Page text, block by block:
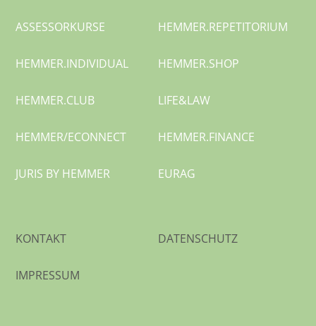
ASSESSORKURSE HEMMER.REPETITORIUM
HEMMER.INDIVIDUAL HEMMER.SHOP
HEMMER.CLUB LIFE&LAW
HEMMER/ECONNECT HEMMER.FINANCE
JURIS BY HEMMER EURAG
KONTAKT DATENSCHUTZ
IMPRESSUM